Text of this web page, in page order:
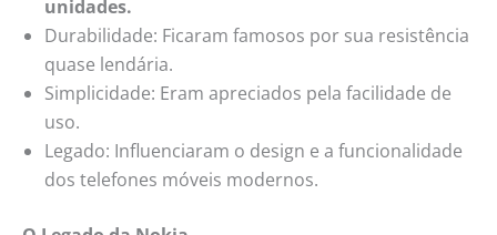
unidades.
Durabilidade: Ficaram famosos por sua resistência
quase lendária.
Simplicidade: Eram apreciados pela facilidade de
uso.
Legado: Influenciaram o design e a funcionalidade
dos telefones móveis modernos.